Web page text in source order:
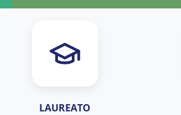
LAUREATO